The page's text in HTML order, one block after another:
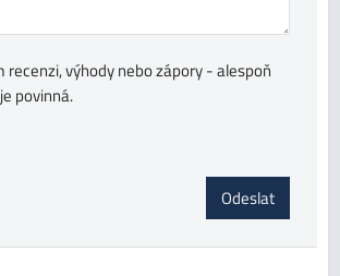
recenzi, výhody nebo zápory - alespoň
povinná.
Odeslat